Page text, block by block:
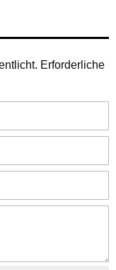
Erforderliche